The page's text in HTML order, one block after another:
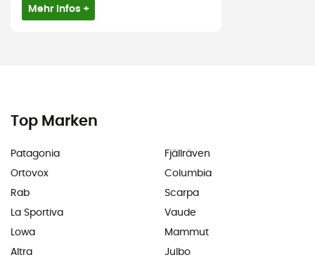
Mehr Infos +
Top Marken
Patagonia
Ortovox
Rab
La Sportiva
Lowa
Altra
Fjällräven
Columbia
Scarpa
Vaude
Mammut
Julbo